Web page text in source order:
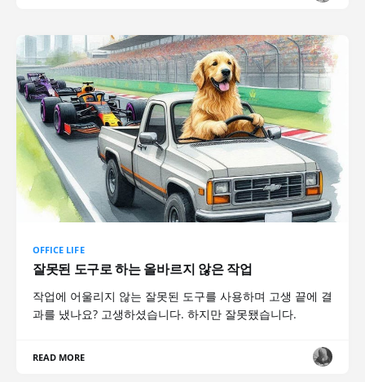
OFFICE LIFE
잘못된 도구로 하는 올바르지 않은 작업
작업에 어울리지 않는 잘못된 도구를 사용하며 고생 끝에 결
과를 냈나요? 고생하셨습니다. 하지만 잘못됐습니다.
READ MORE